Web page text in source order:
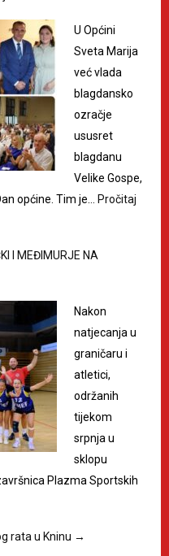
U Općini
Sveta Marija
već vlada
blagdansko
ozračje
ususret
blagdanu
Velike Gospe,
općine. Tim je… Pročitaj
I MEĐIMURJE NA
Nakon
natjecanja u
graničaru i
atletici,
održanih
tijekom
srpnja u
sklopu
Plazma Sportskih
rata u Kninu →